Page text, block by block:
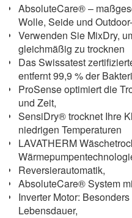
AbsoluteCare® –
Wolle, Seide und
Verwenden Sie MixDry,
gleichmäßig zu trocknen
Das Swissatest
entfernt 99,9 % der
ProSense optimiert die
und Zeit,
SensiDry® trocknet Ihre
niedrigen Temperaturen
LAVATHERM
Reversierautomatik,
AbsoluteCare® System
Inverter Motor:
Lebensdauer,